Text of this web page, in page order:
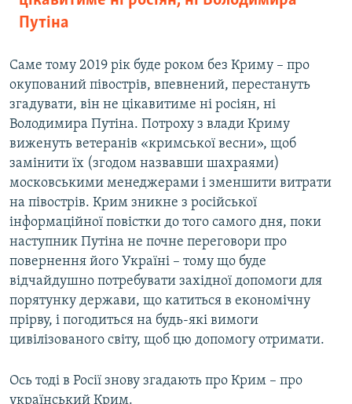
Путіна
Саме тому 2019 рік буде роком без Криму – про
окупований півострів, впевнений, перестануть
згадувати, він не цікавитиме ні росіян, ні
Володимира Путіна. Потроху з влади Криму
виженуть ветеранів «кримської весни», щоб
замінити їх (згодом назвавши шахраями)
московськими менеджерами і зменшити витрати
на півострів. Крим зникне з російської
інформаційної повістки до того самого дня, поки
наступник Путіна не почне переговори про
повернення його Україні – тому що буде
відчайдушно потребувати західної допомоги для
порятунку держави, що катиться в економічну
прірву, і погодиться на будь-які вимоги
цивілізованого світу, щоб цю допомогу отримати.
Ось тоді в Росії знову згадають про Крим – про
український Крим.